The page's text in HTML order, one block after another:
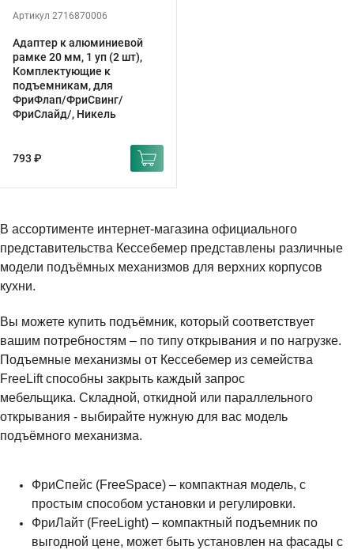
Артикул 2716870006
Адаптер к алюминиевой
рамке 20 мм, 1 уп (2 шт),
Комплектующие к
подъемникам, для
ФриФлап/ФриСвинг/
ФриСлайд/, Никель
793 ₽
В ассортименте интернет-магазина официального
представительства Кессебемер представлены различные
модели подъёмных механизмов для верхних корпусов
кухни.
Вы можете купить подъёмник, который соответствует
вашим потребностям – по типу открывания и по нагрузке.
Подъемные механизмы от Кессебемер из семейства
FreeLift способны закрыть каждый запрос
мебельщика. Складной, откидной или параллельного
открывания - выбирайте нужную для вас модель
подъёмного механизма.
ФриСпейс (FreeSpace) – компактная модель, с
простым способом установки и регулировки.
ФриЛайт (FreeLight) – компактный подъемник по
выгодной цене, может быть установлен на фасады с